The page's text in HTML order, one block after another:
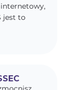
internetowy,
jest to